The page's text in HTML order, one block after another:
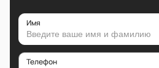
Имя
Телефон